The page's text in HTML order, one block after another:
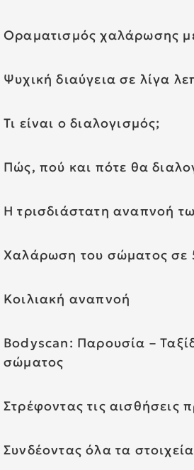
Οραματισμός χαλάρωσης
Ψυχική διαύγεια σε λίγα
Τι είναι ο διαλογισμός;
Πώς, πού και πότε θα
Η τρισδιάστατη αναπνοή
Χαλάρωση του σώματος σε
Κοιλιακή αναπνοή
Bodyscan: Παρουσία –
σώματος
Στρέφοντας τις αισθήσεις
Συνδέοντας όλα τα στοιχεία